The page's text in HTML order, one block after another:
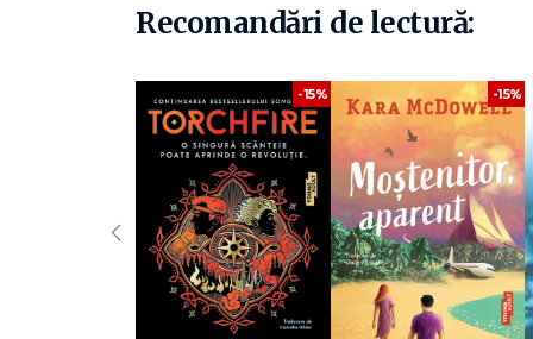
Mincinoșii — E. Lockhart
Romanul care a cucerit milioane de cititori, o poveste
O familie de mincinoși — E. Lockhart
Un prequel care dezvăluie originile secretelor și
Mincinoși în continuare — E. Lockhart
Continuarea mult așteptată a seriei, în care noi
Recomandări de lectură:
-15% -15%
‹